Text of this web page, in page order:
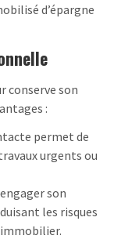
d’épargne
conserve son
:
permet de
urgents ou
son
les risques